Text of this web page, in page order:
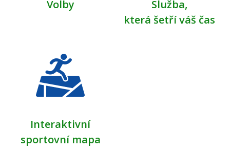
Volby
Služba,
která šetří váš čas
Interaktivní
sportovní mapa